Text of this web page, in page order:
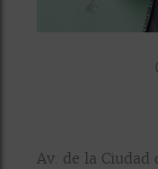
Av. de la Ciudad